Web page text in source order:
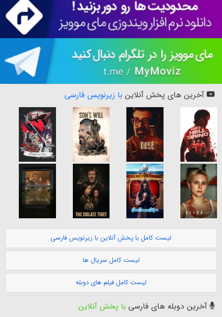
آخرین های پخش آنلاین با زیرنویس فارسی
لیست کامل با پخش آنلاین با زیرنویس فارسی
لیست کامل سریال ها
لیست کامل فیلم های دوبله
آخرین دوبله های فارسی با پخش آنلاین